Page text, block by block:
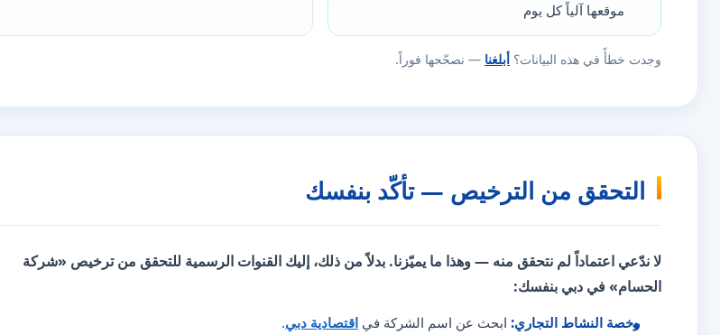
موقعها آلياً كل يوم
وجدت خطأً في هذه البيانات؟ أبلغنا — نصحّحها فوراً.
التحقق من الترخيص — تأكّد بنفسك
لا ندّعي اعتماداً لم نتحقق منه — وهذا ما يميّزنا. بدلاً من ذلك، إليك القنوات الرسمية للتحقق من ترخيص «شركة
الحسام» في دبي بنفسك:
رخصة النشاط التجاري: ابحث عن اسم الشركة في اقتصادية دبي.